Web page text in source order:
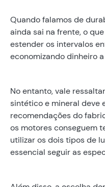
Quando falamos de
ainda sai na frente, o
estender os intervalos
economizando dinheiro
No entanto, vale
sintético e mineral deve
recomendações do
os motores conseguem
utilizar os dois tipos de
essencial seguir as